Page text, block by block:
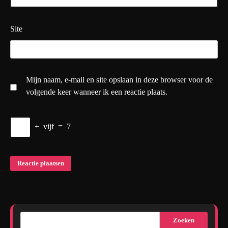
Site
Mijn naam, e-mail en site opslaan in deze browser voor de
volgende keer wanneer ik een reactie plaats.
+ vijf = 7
Zoeken